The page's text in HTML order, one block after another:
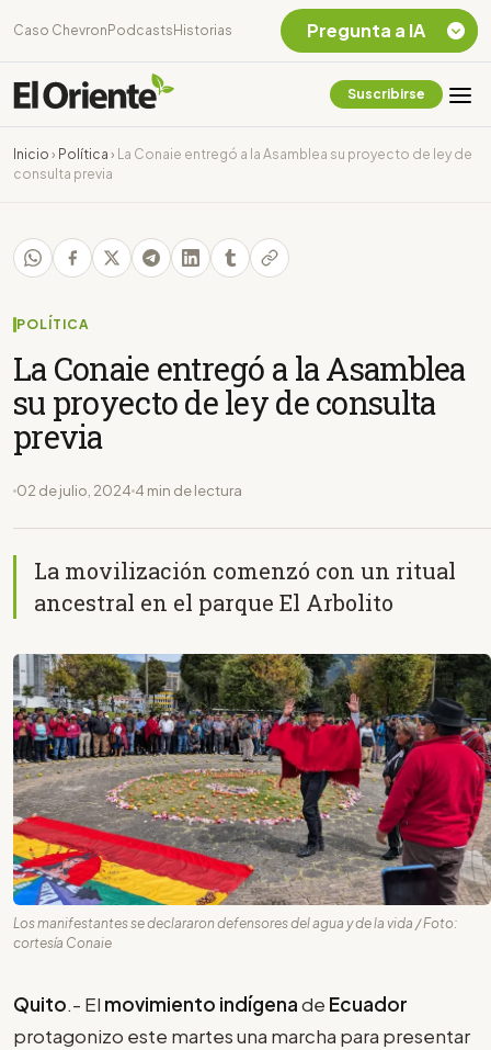
Caso Chevron Podcasts Historias
Suscribirse
Inicio › Política ›
La Conaie entregó a la Asamblea su proyecto de ley de
consulta previa
POLÍTICA
La Conaie entregó a la Asamblea
su proyecto de ley de consulta
previa
02 de julio, 2024 4 min de lectura
La movilización comenzó con un ritual
ancestral en el parque El Arbolito
Los manifestantes se declararon defensores del agua y de la vida / Foto:
cortesía Conaie
Quito.- El movimiento indígenade Ecuador
protagonizo este martes una marcha para presentar
Pregunta a IA
Chevron Ecuador